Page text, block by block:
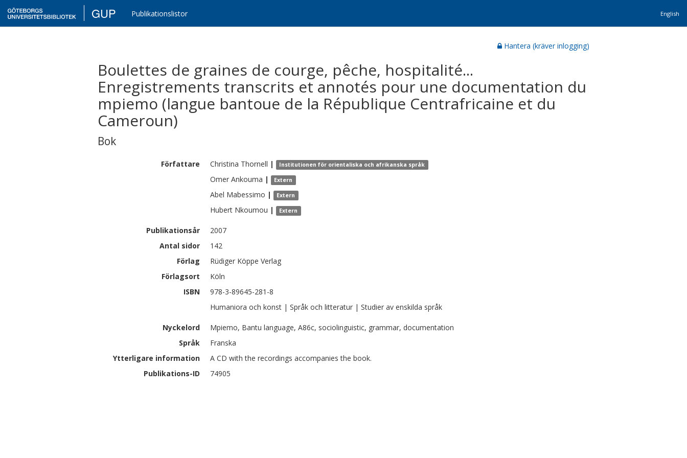
GUP Publikationslistor English
Hantera (kräver inlogging)
Boulettes de graines de courge, pêche, hospitalité...
Enregistrements transcrits et annotés pour une documentation du
mpiemo (langue bantoue de la République Centrafricaine et du
Cameroun)
Bok
Författare Christina Thornell | Institutionen för orientaliska och afrikanska språk
Omer Ankouma | Extern
Abel Mabessimo | Extern
Hubert Nkoumou | Extern
Publikationsår
2007
Antal sidor
142
Förlag
Rüdiger Köppe Verlag
Förlagsort
Köln
ISBN
978-3-89645-281-8
Humaniora och konst | Språk och litteratur | Studier av enskilda språk
Nyckelord
Mpiemo, Bantu language, A86c, sociolinguistic, grammar, documentation
Språk
Franska
Ytterligare information
A CD with the recordings accompanies the book.
Publikations-ID
74905